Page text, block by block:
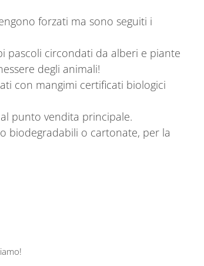
forzati ma sono seguiti i
pascoli circondati da alberi e piante
degli animali!
con mangimi certificati biologici
punto vendita principale.
biodegradabili o cartonate, per la